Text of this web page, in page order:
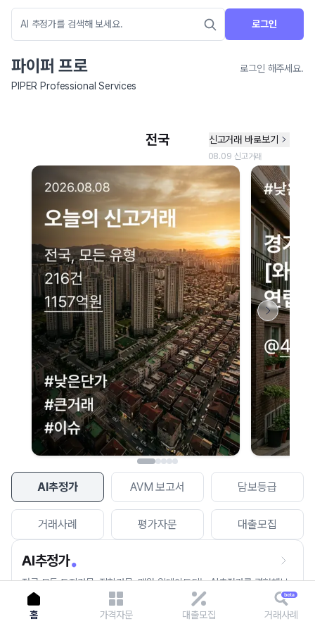
로그인
파이퍼 프로
로그인 해주세요.
PIPER Professional Services
AI추정가 AVM 보고서 담보등급
거래사례 평가자문 대출모집
AI추정가
전국 모든 토지건물, 집합건물, 매월 업데이트되는 AI추정가를 경험해보
세요.
네이버 지도 연결 안내
현재 네이버 지도 연결이 원활하지 않아 지도를 불러올 수 없습니다.
이용에 불편을 드려 죄송합니다.
다시 시도
홈 가격자문 대출모집 거래사례